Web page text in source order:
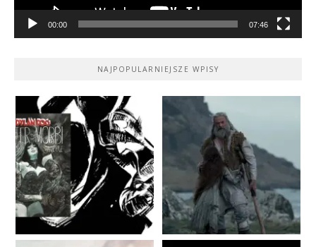
00:00 07:46
NAJPOPULARNIEJSZE WPISY